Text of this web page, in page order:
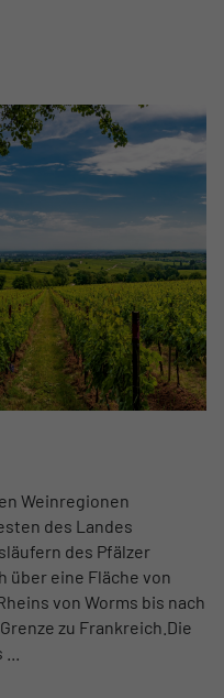
Weinregionen
des Landes
des Pfälzer
über eine Fläche von
von Worms bis nach
zu Frankreich.Die